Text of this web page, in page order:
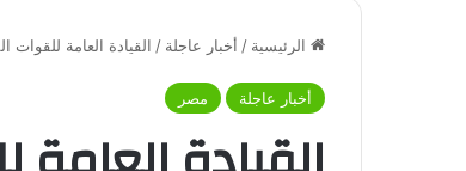
الرئيسية / أخبار عاجلة / القيادة العامة
أخبار عاجلة مصر